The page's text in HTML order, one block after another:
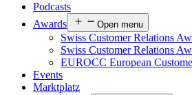
Podcasts
Awards
Open menu
Swiss Customer Relations
Swiss Customer Relations
EUROCC European
Events
Marktplatz